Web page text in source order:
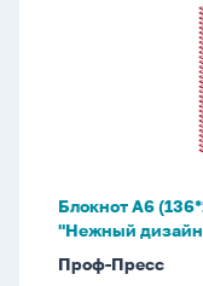
-
1"
кл.
Блокнот А6
"Нежный дизайн
Проф-Пресс